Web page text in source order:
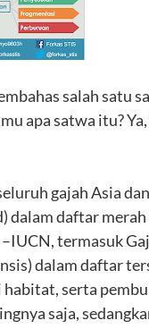
salah satu
apa satwa itu?
gajah Asia
daftar merah
termasuk
dalam daftar
serta
saja,